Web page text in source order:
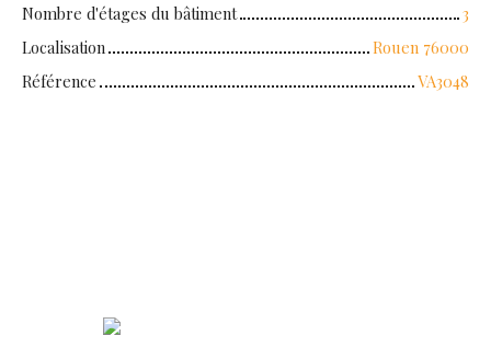
Nombre d'étages du bâtiment
3
Localisation
Rouen 76000
Référence
VA3048